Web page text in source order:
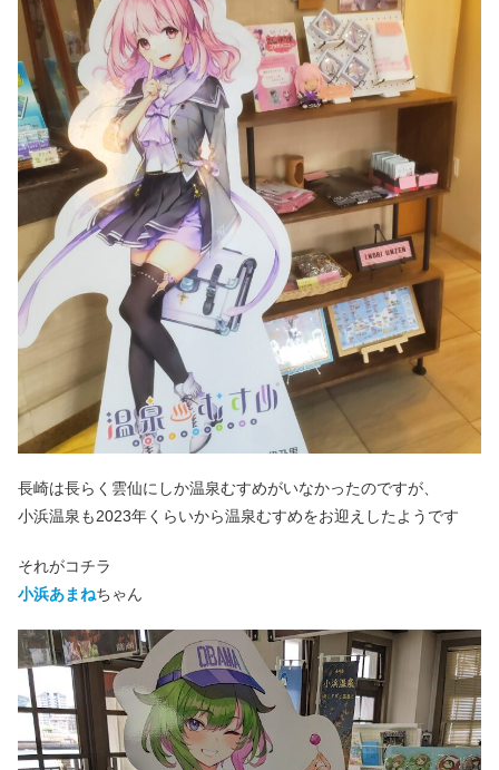
長崎は長らく雲仙にしか温泉むすめがいなかったのですが、
小浜温泉も2023年くらいから温泉むすめをお迎えしたようです
それがコチラ
小浜あまねちゃん